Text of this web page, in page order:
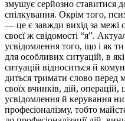
змушує серйозно ставитися
спілкування. Окрім того,
— це є завжди вихід за межі
своєї ж свідомості “я”.
усвідомлення того, що і як
для особливих ситуацій, в
ситуацій відноситься й
дить­­ся тримати слово
сво­їх вчин­ків, дій, операцій,
усвідом­лення й керування
професіоналізму, тобто